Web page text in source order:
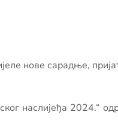
нове сарадње,
наслијеђа 2024.“